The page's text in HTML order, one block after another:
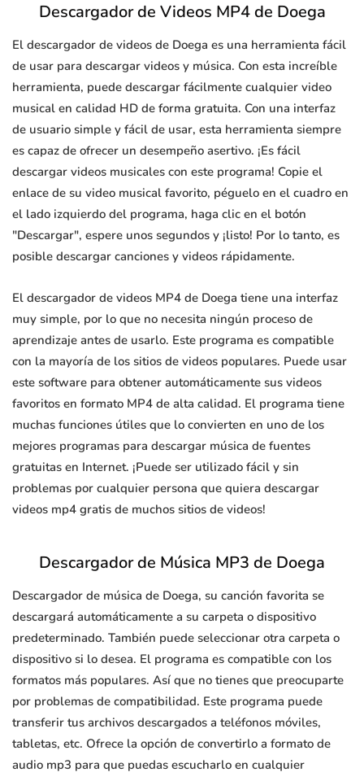
Descargador de Videos MP4 de Doega
El descargador de videos de Doega es una herramienta fácil
de usar para descargar videos y música. Con esta increíble
herramienta, puede descargar fácilmente cualquier video
musical en calidad HD de forma gratuita. Con una interfaz
de usuario simple y fácil de usar, esta herramienta siempre
es capaz de ofrecer un desempeño asertivo. ¡Es fácil
descargar videos musicales con este programa! Copie el
enlace de su video musical favorito, péguelo en el cuadro en
el lado izquierdo del programa, haga clic en el botón
"Descargar", espere unos segundos y ¡listo! Por lo tanto, es
posible descargar canciones y videos rápidamente.
El descargador de videos MP4 de Doega tiene una interfaz
muy simple, por lo que no necesita ningún proceso de
aprendizaje antes de usarlo. Este programa es compatible
con la mayoría de los sitios de videos populares. Puede usar
este software para obtener automáticamente sus videos
favoritos en formato MP4 de alta calidad. El programa tiene
muchas funciones útiles que lo convierten en uno de los
mejores programas para descargar música de fuentes
gratuitas en Internet. ¡Puede ser utilizado fácil y sin
problemas por cualquier persona que quiera descargar
videos mp4 gratis de muchos sitios de videos!
Descargador de Música MP3 de Doega
Descargador de música de Doega, su canción favorita se
descargará automáticamente a su carpeta o dispositivo
predeterminado. También puede seleccionar otra carpeta o
dispositivo si lo desea. El programa es compatible con los
formatos más populares. Así que no tienes que preocuparte
por problemas de compatibilidad. Este programa puede
transferir tus archivos descargados a teléfonos móviles,
tabletas, etc. Ofrece la opción de convertirlo a formato de
audio mp3 para que puedas escucharlo en cualquier